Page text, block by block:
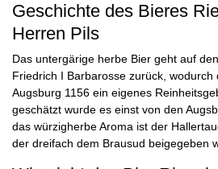
Geschichte des Bieres
Herren Pils
Das untergärige herbe Bier geht auf
Friedrich I Barbarosse zurück, wodurch
Augsburg 1156 ein eigenes
geschätzt wurde es einst von den
das würzigherbe Aroma ist der
der dreifach dem Brausud beigegeben